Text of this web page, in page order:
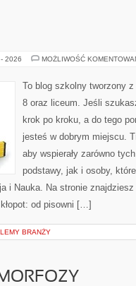
2026 MOŻLIWOŚĆ
To blog szkolny tworzony
8 oraz liceum. Jeśli
krok po kroku, a do tego
jesteś w dobrym miejscu.
aby wspierały zarówno
podstawy, jak i osoby,
i Nauka. Na stronie znajdziesz
od pisowni […]
BRANŻY